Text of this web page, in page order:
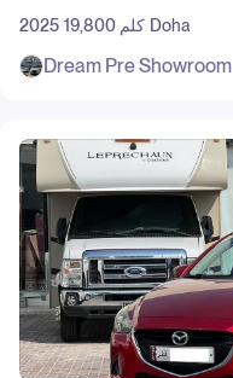
2025 19,800 كلم Doha
Dream Pre Showroom